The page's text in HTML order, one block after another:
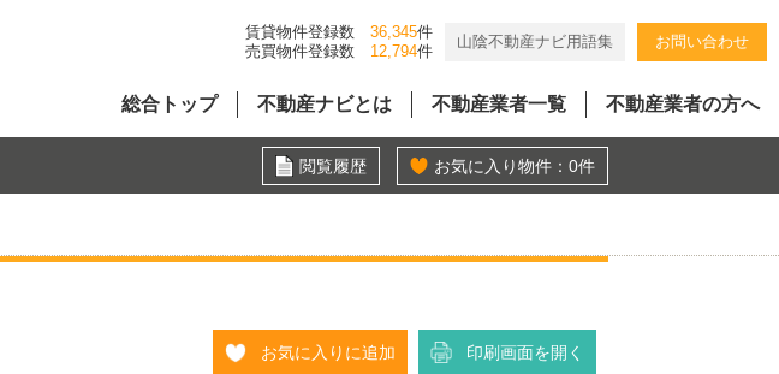
賃貸物件登録数 36,345件
売買物件登録数
12,794件
山陰不動産ナビ用語集 お問い合わせ
総合トップ 不動産ナビとは 不動産業者一覧 不動産業者の方へ
閲覧履歴 お気に入り物件： 0件
お気に入りに追加 印刷画面を開く